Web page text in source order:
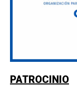
PATROCINIO